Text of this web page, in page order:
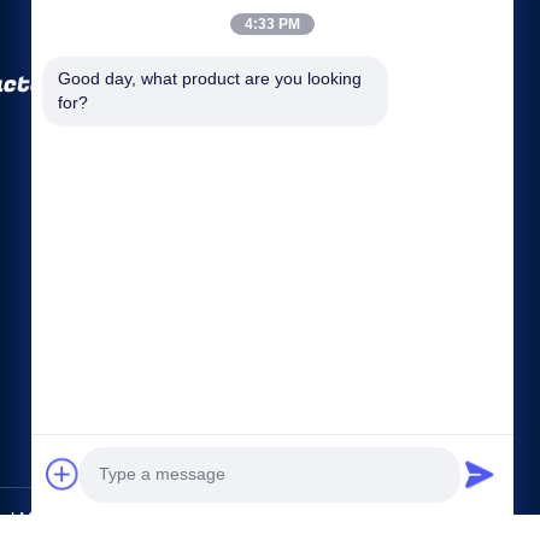
Co., Ltd
Factory Co., Ltd. All Rights Reserved.
4:33 PM
Good day, what product are you looking
for?